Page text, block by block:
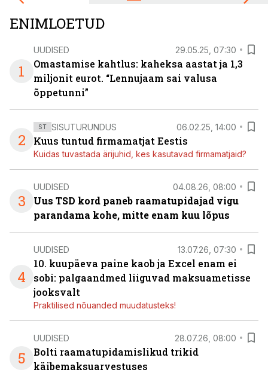
ENIMLOETUD
1
UUDISED 29.05.25, 07:30
Omastamise kahtlus: kaheksa aastat ja 1,3
miljonit eurot. “Lennujaam sai valusa
õppetunni”
2
ST SISUTURUNDUS 06.02.25, 14:00
Kuus tuntud firmamatjat Eestis
Kuidas tuvastada ärijuhid, kes kasutavad firmamatjaid?
3
UUDISED 04.08.26, 08:00
Uus TSD kord paneb raamatupidajad vigu
parandama kohe, mitte enam kuu lõpus
4
UUDISED 13.07.26, 07:30
10. kuupäeva paine kaob ja Excel enam ei
sobi: palgaandmed liiguvad maksuametisse
jooksvalt
Praktilised nõuanded muudatusteks!
5
UUDISED 28.07.26, 08:00
Bolti raamatupidamislikud trikid
käibemaksuarvestuses